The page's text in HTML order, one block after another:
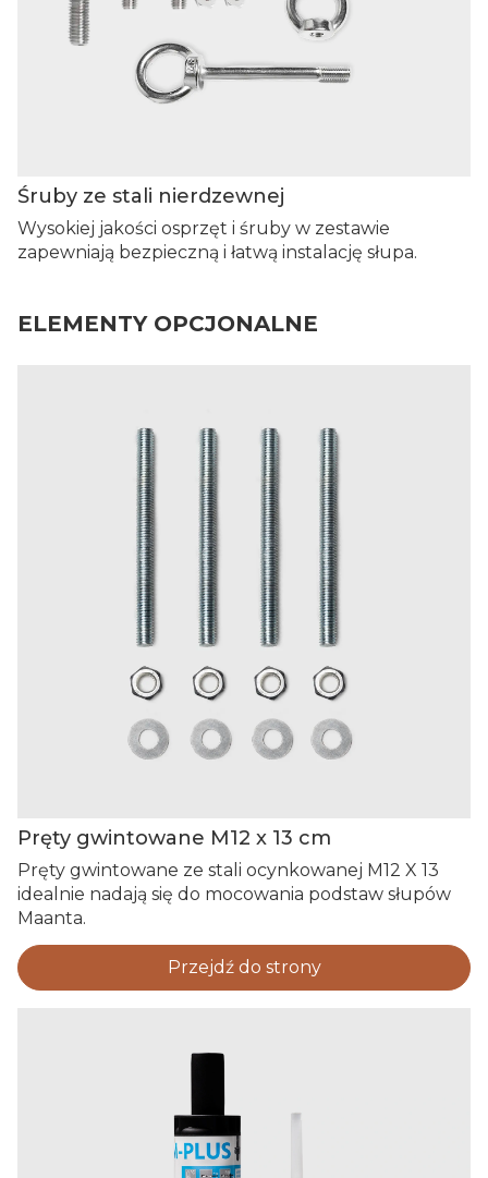
Śruby ze stali nierdzewnej
Wysokiej jakości osprzęt i śruby w zestawie
zapewniają bezpieczną i łatwą instalację słupa.
ELEMENTY OPCJONALNE
Pręty gwintowane M12 x 13 cm
Pręty gwintowane ze stali ocynkowanej M12 X 13
idealnie nadają się do mocowania podstaw słupów
Maanta.
Przejdź do strony